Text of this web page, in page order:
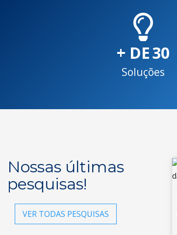
+ DE30
Soluções
Nossas últimas
pesquisas!
VER TODAS PESQUISAS